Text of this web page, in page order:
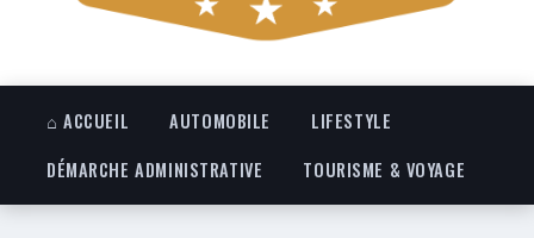
⌂ ACCUEIL AUTOMOBILE
LIFESTYLE
DÉMARCHE ADMINISTRATIVE
TOURISME & VOYAGE